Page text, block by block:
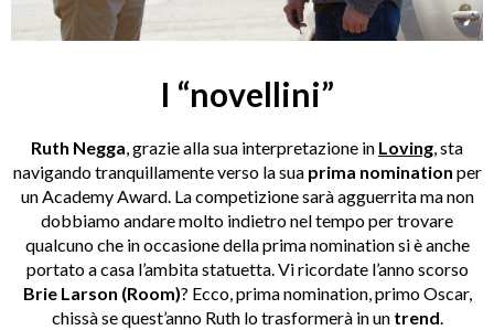
I “novellini”
Ruth Negga, grazie alla sua interpretazione in Loving, sta
navigando tranquillamente verso la sua prima nomination per
un Academy Award. La competizione sarà agguerrita ma non
dobbiamo andare molto indietro nel tempo per trovare
qualcuno che in occasione della prima nomination si è anche
portato a casa l’ambita statuetta. Vi ricordate l’anno scorso
Brie Larson (Room)? Ecco, prima nomination, primo Oscar,
chissà se quest’anno Ruth lo trasformerà in un trend.